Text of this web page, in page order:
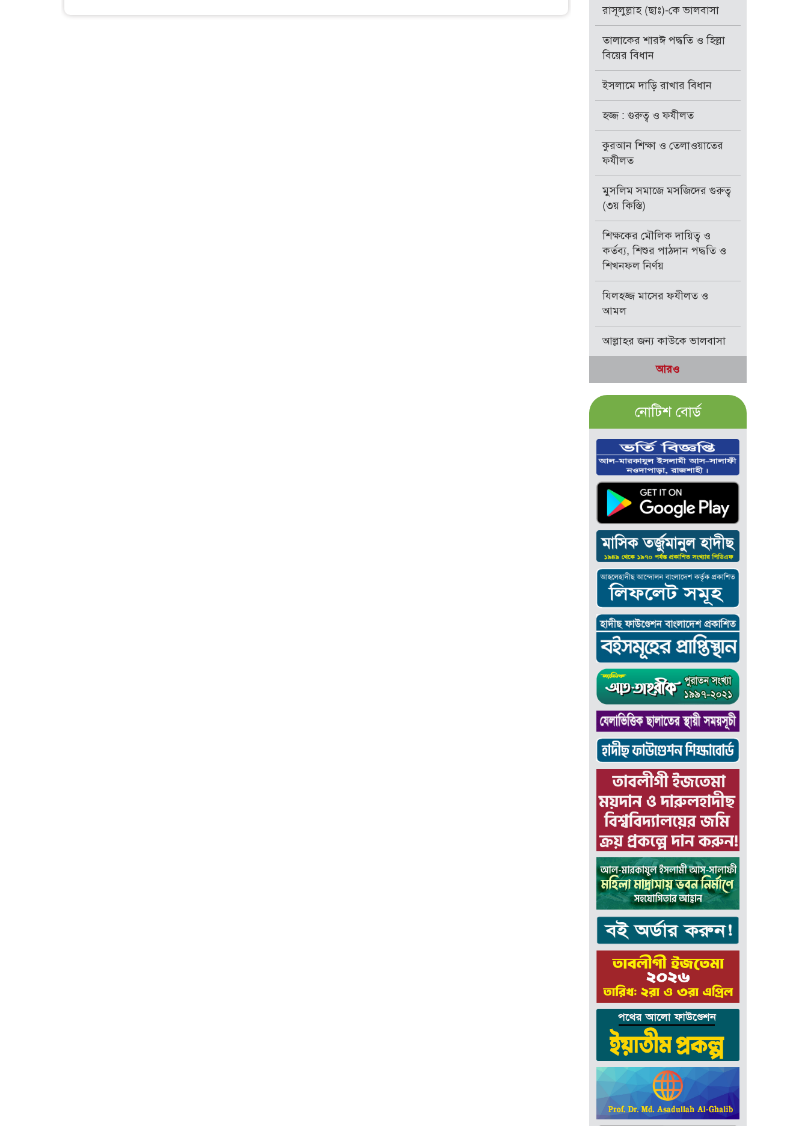
রাসূলুল্লাহ (ছাঃ)-কে ভালবাসা
তালাকের শারঈ পদ্ধতি ও হিল্লা
বিয়ের বিধান
ইসলামে দাড়ি রাখার বিধান
হজ্জ : গুরুত্ব ও ফযীলত
কুরআন শিক্ষা ও তেলাওয়াতের
ফযীলত
মুসলিম সমাজে মসজিদের গুরুত্ব
(৩য় কিস্তি)
শিক্ষকের মৌলিক দায়িত্ব ও
কর্তব্য, শিশুর পাঠদান পদ্ধতি ও
শিখনফল নির্ণয়
যিলহজ্জ মাসের ফযীলত ও
আমল
আল্লাহর জন্য কাউকে ভালবাসা
আরও
নোটিশ বোর্ড